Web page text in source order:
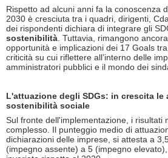
Rispetto ad alcuni anni fa la conoscenza
2030 è cresciuta tra i quadri, dirigenti,
dei rispondenti dichiara di integrare gli
sostenibilità . Tuttavia, rimangono
opportunità e implicazioni dei 17 Goals
criticità su cui riflettere all’interno delle
amministratori pubblici e il mondo dei
L'attuazione degli SDGs: in crescita
sostenibilità sociale
Sul fronte dell'implementazione, i risultati
complesso. Il punteggio medio di
dichiarazioni delle imprese, si attesta a
(impegno assente) a 5 (impegno